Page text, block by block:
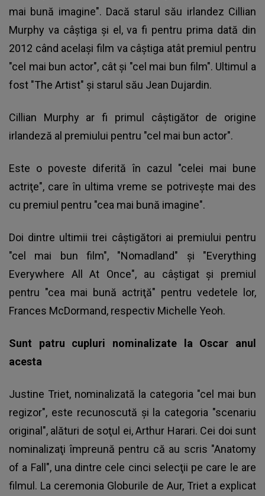
mai bună imagine". Dacă starul său irlandez Cillian
Murphy va câştiga şi el, va fi pentru prima dată din
2012 când acelaşi film va câştiga atât premiul pentru
"cel mai bun actor", cât şi "cel mai bun film". Ultimul a
fost "The Artist" şi starul său Jean Dujardin.
Cillian Murphy ar fi primul câştigător de origine
irlandeză al premiului pentru "cel mai bun actor".
Este o poveste diferită în cazul "celei mai bune
actriţe", care în ultima vreme se potriveşte mai des
cu premiul pentru "cea mai bună imagine".
Doi dintre ultimii trei câştigători ai premiului pentru
"cel mai bun film", "Nomadland" şi "Everything
Everywhere All At Once", au câştigat şi premiul
pentru "cea mai bună actriţă" pentru vedetele lor,
Frances McDormand, respectiv Michelle Yeoh.
Sunt patru cupluri nominalizate la Oscar anul
acesta
Justine Triet, nominalizată la categoria "cel mai bun
regizor", este recunoscută şi la categoria "scenariu
original", alături de soţul ei, Arthur Harari. Cei doi sunt
nominalizaţi împreună pentru că au scris "Anatomy
of a Fall", una dintre cele cinci selecţii pe care le are
filmul. La ceremonia Globurile de Aur, Triet a explicat